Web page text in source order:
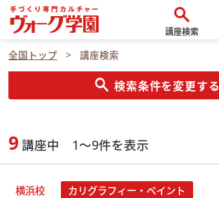
search
講座検索
全国トップ 講座検索
search 検索条件を変更する
9 講座中 1～9件を表示
横浜校 カリグラフィー・ペイント